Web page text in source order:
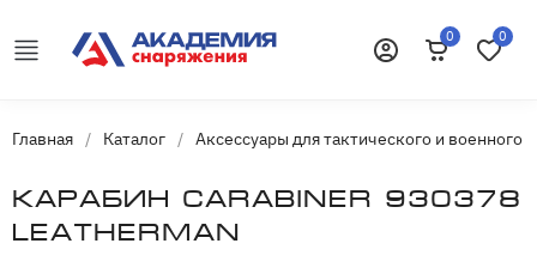
0 0
Главная / Каталог / Аксессуары для тактического и военного
Карабин Carabiner 930378
Leatherman